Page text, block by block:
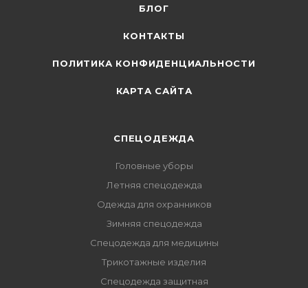
БЛОГ
КОНТАКТЫ
ПОЛИТИКА КОНФИДЕНЦИАЛЬНОСТИ
КАРТА САЙТА
СПЕЦОДЕЖДА
Головные уборы
Летняя спецодежда
Одежда для охранников
Зимняя спецодежда
Спецодежда для медицины
Трикотажные изделия
Спецодежда защитная